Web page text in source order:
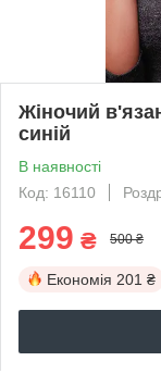
Жіночий
синій
В наявності
Код: 16110
299 ₴ 500 ₴
Економія 201 ₴